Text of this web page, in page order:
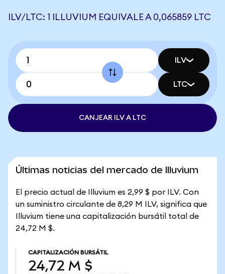
ILV/LTC: 1 ILLUVIUM EQUIVALE A 0,065859 LTC
ILV
LTC
CANJEAR ILV A LTC
Últimas noticias del mercado de Illuvium
El precio actual de Illuvium es 2,99 $ por ILV. Con
un suministro circulante de 8,29 M ILV, significa que
Illuvium tiene una capitalización bursátil total de
24,72 M $.
CAPITALIZACIÓN BURSÁTIL
24,72 M $